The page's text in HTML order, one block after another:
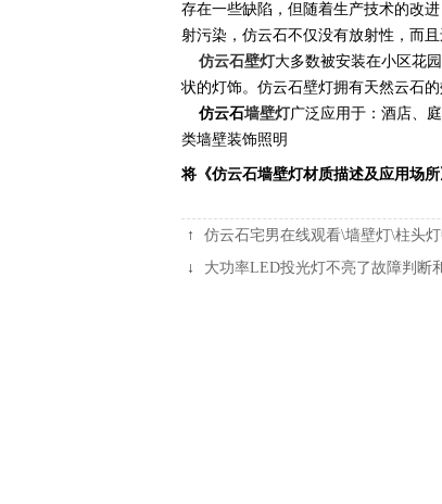
存在一些缺陷，但随着生产技术的改
射污染，仿云石不仅没有放射性，而
仿云石壁灯大多数被安装在小区花
状的灯饰。仿云石壁灯拥有天然云石
仿云石墙壁灯广泛应用于：酒店、
类墙壁装饰照明
将《仿云石墙壁灯材质描述及应用场所
↑
仿云石宅男在线观看\墙壁灯\柱头
↓
大功率LED投光灯不亮了故障判断